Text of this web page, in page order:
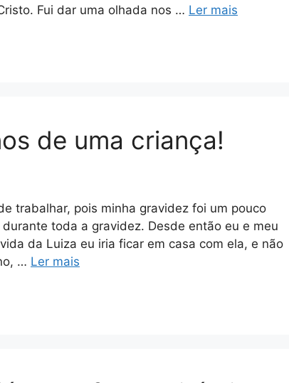
Fui dar uma olhada nos … Ler mais
de uma criança!
trabalhar, pois minha gravidez foi um pouco
toda a gravidez. Desde então eu e meu
da Luiza eu iria ficar em casa com ela, e não
… Ler mais